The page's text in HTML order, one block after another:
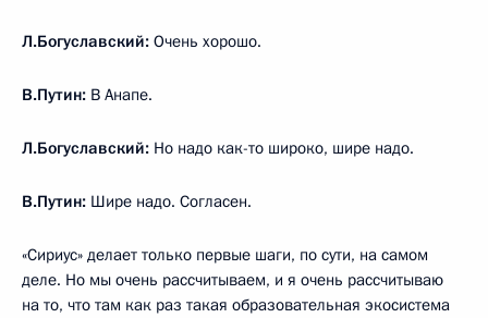
Л.Богуславский: Очень хорошо.
В.Путин: В Анапе.
Л.Богуславский: Но надо как-то широко, шире надо.
В.Путин: Шире надо. Согласен.
«Сириус» делает только первые шаги, по сути, на самом
деле. Но мы очень рассчитываем, и я очень рассчитываю
на то, что там как раз такая образовательная экосистема